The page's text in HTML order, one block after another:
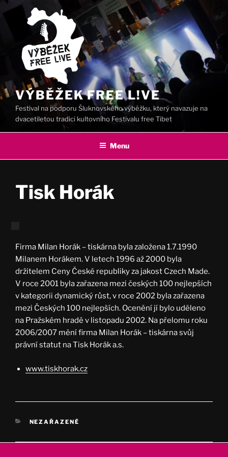
Přejít
VÝBĚŽEK FREE L!VE
Festival na podporu Šluknovského výběžku, který navazuje na
dvacetiletou tradici kultovního Festivalu free Tibet
Menu
Tisk Horák
Firma Milan Horák – tiskárna byla založena 1.7.1990
Milanem Horákem. V letech 1996 až 2000 byla
držitelem Ceny České republiky za jakost Czech Made.
V roce 2001 byla zařazena mezi českých 100 nejlepších
v kategorii dynamický růst, v roce 2002 byla zařazena
mezi Českých 100 nejlepších. Ocenění jí bylo uděleno
na Pražském hradě v listopadu 2002. Na přelomu roku
2006/2007 mění firma Milan Horák – tiskárna svůj
právní statut na Tisk Horák a.s.
www.tiskhorak.cz
RUBRIKY
NEZAŘAZENÉ